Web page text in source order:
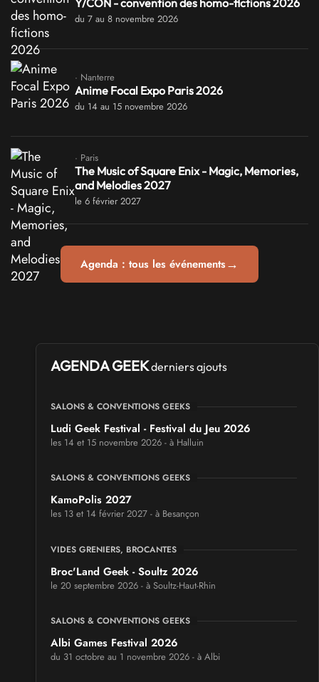
du 7 au 8 novembre 2026
· Nanterre
Anime Focal Expo Paris 2026
du 14 au 15 novembre 2026
· Paris
The Music of Square Enix - Magic, Memories,
and Melodies 2027
le 6 février 2027
Agenda : tous les événements→
AGENDA GEEKderniers ajouts
SALONS & CONVENTIONS GEEKS
Ludi Geek Festival - Festival du Jeu 2026
les 14 et 15 novembre 2026 - à Halluin
SALONS & CONVENTIONS GEEKS
KamoPolis 2027
les 13 et 14 février 2027 - à Besançon
VIDES GRENIERS, BROCANTES
Broc'Land Geek - Soultz 2026
le 20 septembre 2026 - à Soultz-Haut-Rhin
SALONS & CONVENTIONS GEEKS
Albi Games Festival 2026
du 31 octobre au 1 novembre 2026 - à Albi